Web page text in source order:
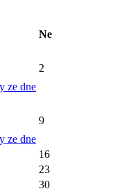
Ne
ze dne
2
ze dne
9
16
23
30